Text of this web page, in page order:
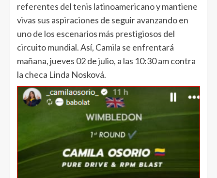
referentes del tenis latinoamericano y mantiene
vivas sus aspiraciones de seguir avanzando en
uno de los escenarios más prestigiosos del
circuito mundial. Así, Camila se enfrentará
mañana, jueves 02 de julio, a las 10:30 am contra
la checa Linda Nosková.